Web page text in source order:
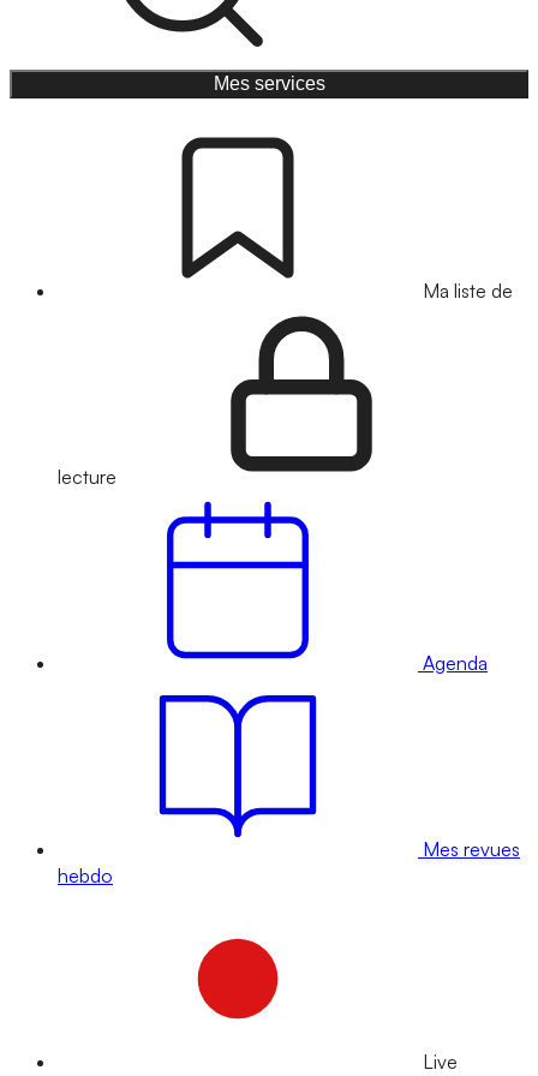
Mes services
Ma liste de
lecture
Agenda
Mes revues
hebdo
Live